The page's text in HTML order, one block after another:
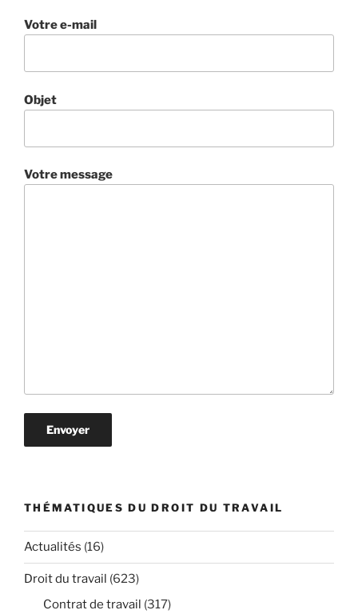
Votre e-mail
Objet
Votre message
THÉMATIQUES DU DROIT DU TRAVAIL
Actualités (16)
Droit du travail (623)
Contrat de travail (317)